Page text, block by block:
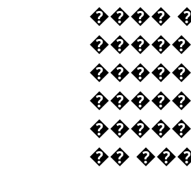
����
��